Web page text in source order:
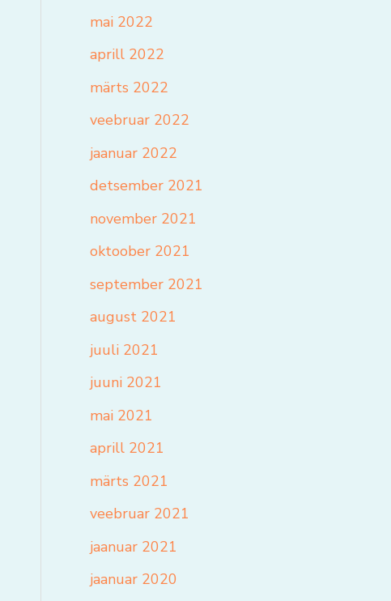
mai 2022
aprill 2022
märts 2022
veebruar 2022
jaanuar 2022
detsember 2021
november 2021
oktoober 2021
september 2021
august 2021
juuli 2021
juuni 2021
mai 2021
aprill 2021
märts 2021
veebruar 2021
jaanuar 2021
jaanuar 2020